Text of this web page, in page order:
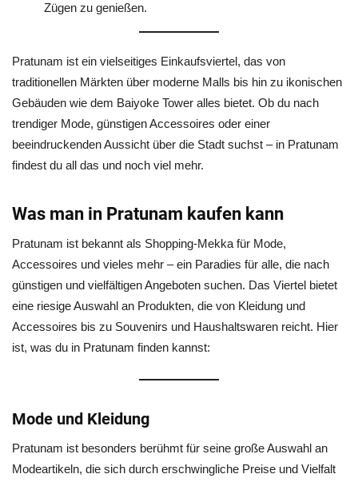
Zügen zu genießen.
Pratunam ist ein vielseitiges Einkaufsviertel, das von
traditionellen Märkten über moderne Malls bis hin zu ikonischen
Gebäuden wie dem Baiyoke Tower alles bietet. Ob du nach
trendiger Mode, günstigen Accessoires oder einer
beeindruckenden Aussicht über die Stadt suchst – in Pratunam
findest du all das und noch viel mehr.
Was man in Pratunam kaufen kann
Pratunam ist bekannt als Shopping-Mekka für Mode,
Accessoires und vieles mehr – ein Paradies für alle, die nach
günstigen und vielfältigen Angeboten suchen. Das Viertel bietet
eine riesige Auswahl an Produkten, die von Kleidung und
Accessoires bis zu Souvenirs und Haushaltswaren reicht. Hier
ist, was du in Pratunam finden kannst:
Mode und Kleidung
Pratunam ist besonders berühmt für seine große Auswahl an
Modeartikeln, die sich durch erschwingliche Preise und Vielfalt